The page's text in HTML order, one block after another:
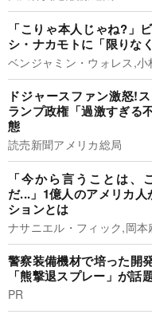
「こりゃ本人じゃね?」
シ・ナカモトに「限りな
ベンジャミン・ウォレス,小
ドジャースファン激怒!
ランプ政権「過激すぎる
態
読売新聞アメリカ総局
「今から言うことは
だ...」1億人のアメリカ
ションとは
ナサニエル・フィック,岡本
警察装備機材で培った開
「熊撃退スプレー」が話
PR